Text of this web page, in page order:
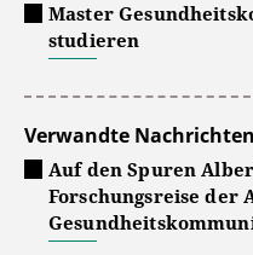
Master
studieren
Verwandte Nachrichten
Auf den Spuren
Forschungsreise der